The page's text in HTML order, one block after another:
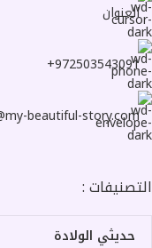
العنوان
972503543091+
beautiful-story.com
التصنيفات :
حديثي الولادة